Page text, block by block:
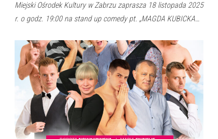
Miejski Ośrodek Kultury w Zabrzu zaprasza 18 listopada 2025
r. o godz. 19:00 na stand up comedy pt. „MAGDA KUBICKA…